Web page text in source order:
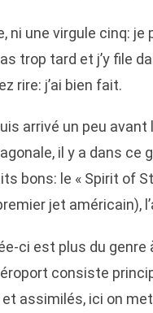
ni une virgule cinq:
trop tard et j’y file
rire: j’ai bien fait.
arrivé un peu avant
il y a dans
bons: le « Spirit of
jet américain),
ci est plus du
consiste
assimilés, ici on